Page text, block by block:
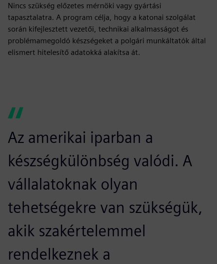
Nincs szükség előzetes mérnöki vagy gyártási
tapasztalatra. A program célja, hogy a katonai szolgálat
során kifejlesztett vezetői, technikai alkalmasságot és
problémamegoldó készségeket a polgári munkáltatók által
elismert hitelesítő adatokká alakítsa át.
Az amerikai iparban a
készségkülönbség valódi. A
vállalatoknak olyan
tehetségekre van szükségük,
akik szakértelemmel
rendelkeznek a